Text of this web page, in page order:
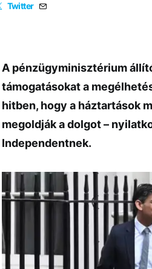
Twitter
A pénzügyminisztérium
támogatásokat a
hitben, hogy a háztartások
megoldják a dolgot –
Independentnek.